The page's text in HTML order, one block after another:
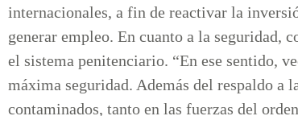
internacionales, a fin de reactivar la
generar empleo. En cuanto a la seguridad,
el sistema penitenciario. “En ese sentido,
máxima seguridad. Además del respaldo a
contaminados, tanto en las fuerzas del